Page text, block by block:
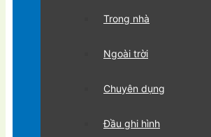
Trong nhà
Ngoài trời
Chuyên dụng
Đầu ghi hình